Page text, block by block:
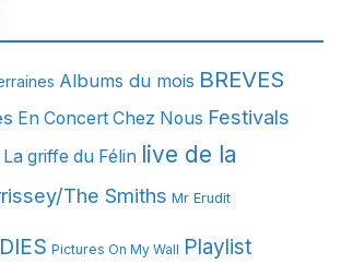
Albums du mois BREVES
En Concert Chez Nous Festivals
La griffe du Félin live de la
The Smiths Mr Erudit
Pictures On My Wall Playlist